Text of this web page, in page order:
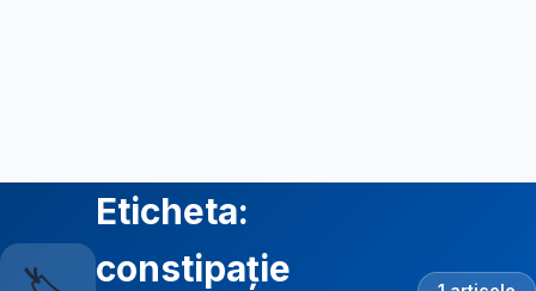
Eticheta:
constipație